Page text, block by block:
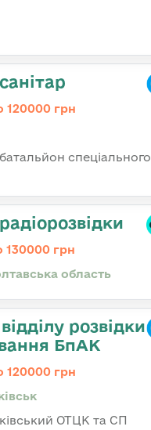
120000 грн
спеціального
130000 грн
область
розвідки
БпАК
120000 грн
ОТЦК та СП